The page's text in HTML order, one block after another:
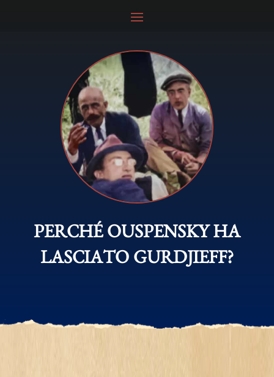
PERCHÉ OUSPENSKY HA
LASCIATO GURDJIEFF?